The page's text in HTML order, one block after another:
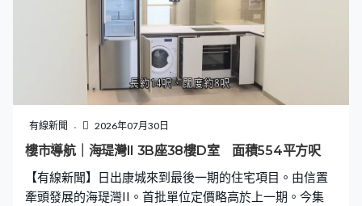
有線新聞 2026年07月30日
樓市導航｜海瑅灣II 3B座38樓D室 面積554平方呎
【有線新聞】日出康城來到最後一期的住宅項目。由信置
牽頭發展的海瑅灣II。首批單位定價略高於上一期。今集